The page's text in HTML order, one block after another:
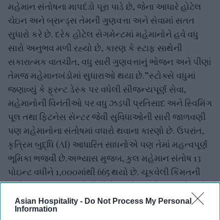
Asian Hospitality - Do Not Process My Personal
Information
મહેમાન સંતોષના માપદંડો પૂરા પાડે છે, જેના આધારે હોટેલ
ચેઇન અને બ્રાન્ડ્સ તેમની ગુણવત્તા અને સેવામાં સતત
સુધારો કરે છે. દરેક હોટેલ સેગમેન્ટમાં મહેમાનોને હવે વધુ
સારો અનુભવ મળી રહ્યો છે, કારણ કે સ્ટાફ સાથેની
સકારાત્મક વાતચીત, વધુ સારી ગુણવત્તાનું ભોજન અને પીણાં
તેમજ મહેમાનખંડોમાં સુધારાઓ થયા છે.”સ્ટોક્સે વધુમાં
જણાવ્યું કે ફ્રન્ટ ડેસ્ક પર વધેલી સૌજન્યપૂર્ણ સેવા,
મહેમાનોની વિનંતીઓ પર વધુ ઝડપી પ્રતિસાદ અને સ્વિમિંગ
પૂલ તથા ફિટનેસ સેન્ટર જેવી સુવિધાઓની સારી જાળવણી
પણ મહેમાનોના સંતોષમાં વધારો થવાના કારણો છે. ઉપરાંત,
કૃત્રિમ બુદ્ધિ (AI) આધારિત સાધનોએ પણ તેમાં મહત્વપૂર્ણ
ભૂમિકા ભજવી છે.અભ્યાસ મુજબ, કુલ મહેમાન સંતોષ 13
પોઇન્ટ વધીને 1,000માંથી 665 થયો છે. ચૂકવેલી કિંમતની
સામે મળતા મૂલ્યમાં સૌથી મોટો વધારો (18 પોઇન્ટ) નોંધાયો,
જ્યારે ખાદ્ય અને પીણાં તથા હોટેલની સુવિધાઓ બંનેમાં 14
પોઇન્ટનો વધારો નોંધાયો.અભ્યાસમાં એ પણ જાણવા મળ્યું